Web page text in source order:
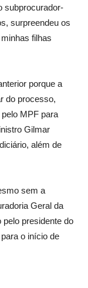
subprocurador-
surpreendeu os
filhas
porque a
do processo,
MPF para
Gilmar
além de
sem a
Geral da
presidente do
o início de